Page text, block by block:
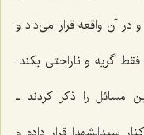
در آن واقعه قرار می‌داد و
گریه و ناراحتی بکند.
مسائل را ذکر کردند ـ